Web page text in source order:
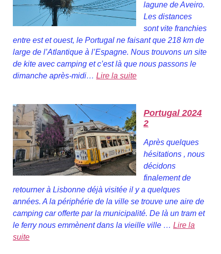
lagune de Aveiro.
Les distances
sont vite franchies
entre est et ouest, le Portugal ne faisant que 218 km de
large de l’Atlantique à l’Espagne. Nous trouvons un site
de kite avec camping et c’est là que nous passons le
dimanche après-midi… Lire la suite
Portugal 2024
2
Après quelques
hésitations , nous
décidons
finalement de
retourner à Lisbonne déjà visitée il y a quelques
années. A la périphérie de la ville se trouve une aire de
camping car offerte par la municipalité. De là un tram et
le ferry nous emmènent dans la vieille ville … Lire la
suite